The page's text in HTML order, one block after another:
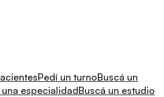
Pedí un turnoBuscá un
una especialidadBuscá un estudio